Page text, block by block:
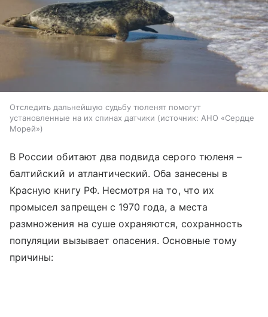
Отследить дальнейшую судьбу тюленят помогут
установленные на их спинах датчики
источник: АНО «Сердце
Морей»
В России обитают два подвида серого тюленя –
балтийский и атлантический. Оба занесены в
Красную книгу РФ. Несмотря на то, что их
промысел запрещен с 1970 года, а места
размножения на суше охраняются, сохранность
популяции вызывает опасения. Основные тому
причины: